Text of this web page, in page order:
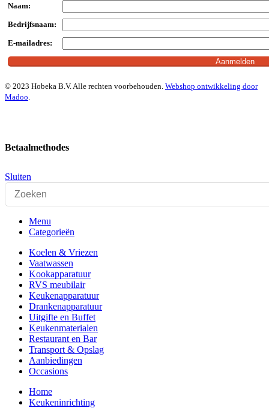
Naam:
Bedrijfsnaam:
E-mailadres:
© 2023 Hobeka B.V. Alle rechten voorbehouden. Webshop ontwikkeling door
Madoo
Betaalmethodes
Sluiten
Menu
Categorieën
Koelen & Vriezen
Vaatwassen
Kookapparatuur
RVS meubilair
Keukenapparatuur
Drankenapparatuur
Uitgifte en Buffet
Keukenmaterialen
Restaurant en Bar
Transport & Opslag
Aanbiedingen
Occasions
Home
Keukeninrichting